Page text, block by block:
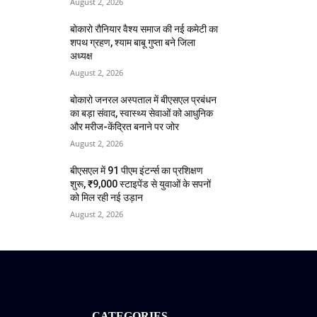
बोकारो रौनियार वैश्य समाज की नई कमेटी का
शपथ ग्रहण, श्याम बाबू गुप्ता बने जिला
अध्यक्ष
August 2, 2026
बोकारो जनरल अस्पताल में बीएसएल प्रबंधन
का बड़ा संवाद, स्वास्थ्य सेवाओं को आधुनिक
और मरीज-केंद्रित बनाने पर जोर
August 2, 2026
बीएसएल में 91 पीएम इंटर्न्स का प्रशिक्षण
शुरू, ₹9,000 स्टाइपेंड से युवाओं के सपनों
को मिल रही नई उड़ान
August 2, 2026